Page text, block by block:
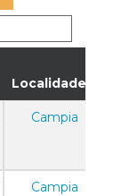
Localidade
Campia
Campia